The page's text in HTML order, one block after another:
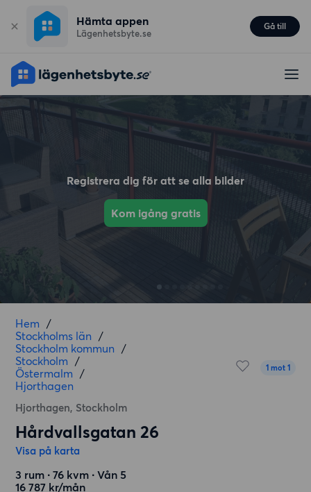
Hämta appen
Lägenhetsbyte.se
Gå till
Registrera dig för att se alla bilder
Kom igång gratis
Hem /
Stockholms län /
Stockholm kommun /
Stockholm /
Östermalm /
Hjorthagen
Hjorthagen, Stockholm
1 mot 1
Hårdvallsgatan 26
Visa på karta
3 rum ∙ 76 kvm ∙ Vån 5
16 787 kr/mån